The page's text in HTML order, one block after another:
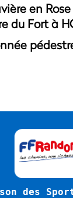
en
du Fort à
des